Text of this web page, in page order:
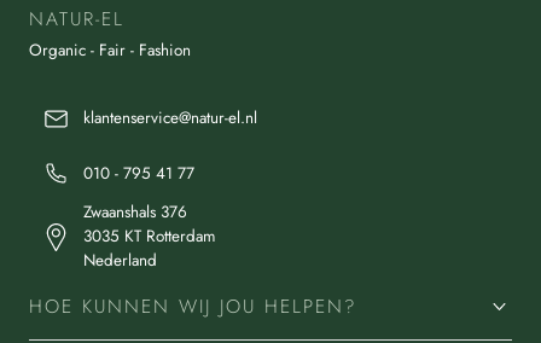
NATUR-EL
Organic - Fair - Fashion
klantenservice@natur-el.nl
010 - 795 41 77
Zwaanshals 376
3035 KT Rotterdam
Nederland
HOE KUNNEN WIJ JOU HELPEN?